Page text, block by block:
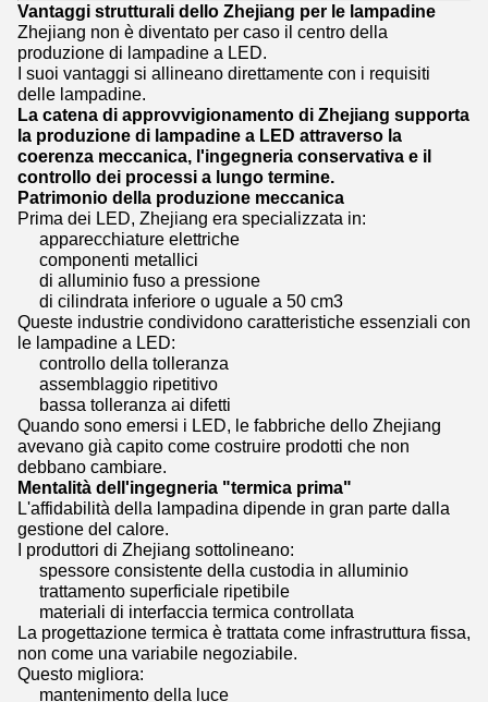
Vantaggi strutturali dello Zhejiang per le lampadine
Zhejiang non è diventato per caso il centro della
produzione di lampadine a LED.
I suoi vantaggi si allineano direttamente con i requisiti
delle lampadine.
La catena di approvvigionamento di Zhejiang supporta
la produzione di lampadine a LED attraverso la
coerenza meccanica, l'ingegneria conservativa e il
controllo dei processi a lungo termine.
Patrimonio della produzione meccanica
Prima dei LED, Zhejiang era specializzata in:
apparecchiature elettriche
componenti metallici
di alluminio fuso a pressione
di cilindrata inferiore o uguale a 50 cm3
Queste industrie condividono caratteristiche essenziali con
le lampadine a LED:
controllo della tolleranza
assemblaggio ripetitivo
bassa tolleranza ai difetti
Quando sono emersi i LED, le fabbriche dello Zhejiang
avevano già capito come costruire prodotti che non
debbano cambiare.
Mentalità dell'ingegneria "termica prima"
L'affidabilità della lampadina dipende in gran parte dalla
gestione del calore.
I produttori di Zhejiang sottolineano:
spessore consistente della custodia in alluminio
trattamento superficiale ripetibile
materiali di interfaccia termica controllata
La progettazione termica è trattata come infrastruttura fissa,
non come una variabile negoziabile.
Questo migliora:
mantenimento della luce